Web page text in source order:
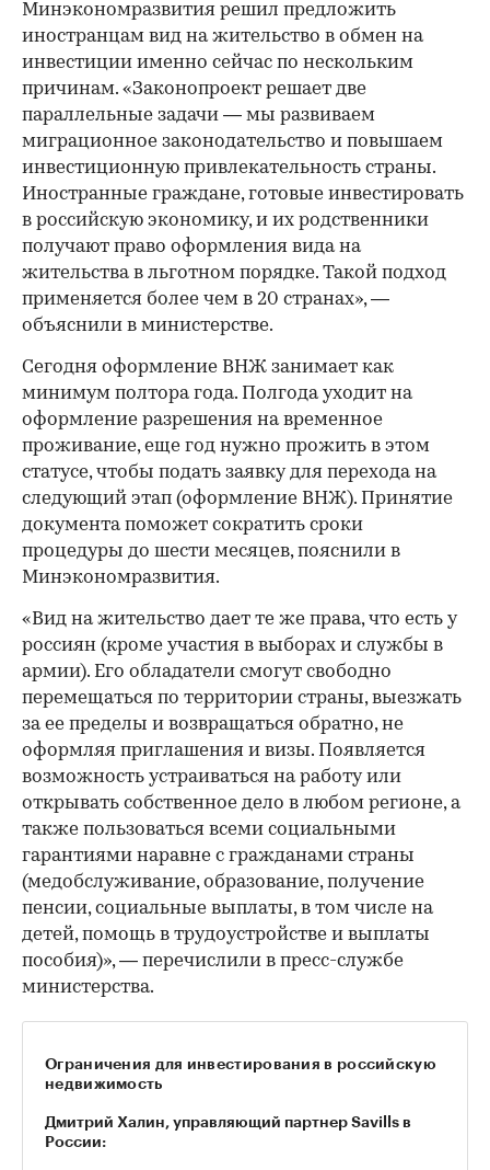
Минэкономразвития решил предложить
иностранцам вид на жительство в обмен на
инвестиции именно сейчас по нескольким
причинам. «Законопроект решает две
параллельные задачи — мы развиваем
миграционное законодательство и повышаем
инвестиционную привлекательность страны.
Иностранные граждане, готовые инвестировать
в российскую экономику, и их родственники
получают право оформления вида на
жительства в льготном порядке. Такой подход
применяется более чем в 20 странах», —
объяснили в министерстве.
Сегодня оформление ВНЖ занимает как
минимум полтора года. Полгода уходит на
оформление разрешения на временное
проживание, еще год нужно прожить в этом
статусе, чтобы подать заявку для перехода на
следующий этап (оформление ВНЖ). Принятие
документа поможет сократить сроки
процедуры до шести месяцев, пояснили в
Минэкономразвития.
«Вид на жительство дает те же права, что есть у
россиян (кроме участия в выборах и службы в
армии). Его обладатели смогут свободно
перемещаться по территории страны, выезжать
за ее пределы и возвращаться обратно, не
оформляя приглашения и визы. Появляется
возможность устраиваться на работу или
открывать собственное дело в любом регионе, а
также пользоваться всеми социальными
гарантиями наравне с гражданами страны
(медобслуживание, образование, получение
пенсии, социальные выплаты, в том числе на
детей, помощь в трудоустройстве и выплаты
пособия)», — перечислили в пресс-службе
министерства.
Ограничения для инвестирования в российскую
недвижимость
Дмитрий Халин, управляющий партнер Savills в
России: